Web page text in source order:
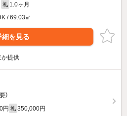
礼 1.0ヶ月
/ 69.03㎡
細を見る
か提供
）
円 礼 350,000円